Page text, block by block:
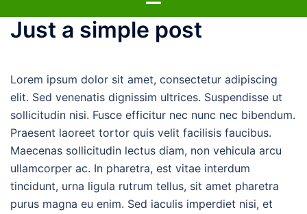
ス
ル
ュ
ー
Just a simple post
Lorem ipsum dolor sit amet, consectetur adipiscing
elit. Sed venenatis dignissim ultrices. Suspendisse ut
sollicitudin nisi. Fusce efficitur nec nunc nec bibendum.
Praesent laoreet tortor quis velit facilisis faucibus.
Maecenas sollicitudin lectus diam, non vehicula arcu
ullamcorper ac. In pharetra, est vitae interdum
tincidunt, urna ligula rutrum tellus, sit amet pharetra
purus magna eu enim. Sed iaculis imperdiet nisi, et